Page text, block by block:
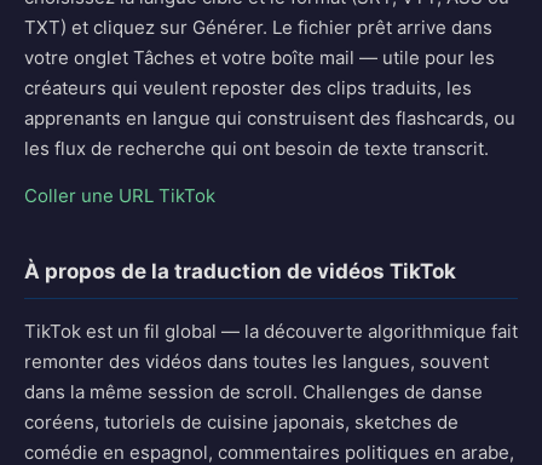
TXT) et cliquez sur Générer. Le fichier prêt arrive dans
votre onglet Tâches et votre boîte mail — utile pour les
créateurs qui veulent reposter des clips traduits, les
apprenants en langue qui construisent des flashcards, ou
les flux de recherche qui ont besoin de texte transcrit.
Coller une URL TikTok
À propos de la traduction de vidéos TikTok
TikTok est un fil global — la découverte algorithmique fait
remonter des vidéos dans toutes les langues, souvent
dans la même session de scroll. Challenges de danse
coréens, tutoriels de cuisine japonais, sketches de
comédie en espagnol, commentaires politiques en arabe,